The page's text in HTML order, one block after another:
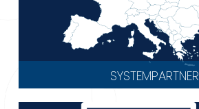
SYSTEMPARTNER